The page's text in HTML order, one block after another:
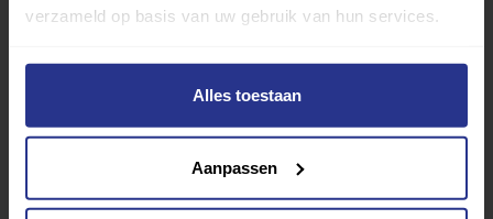
verzameld op basis van uw gebruik van hun services.
Alles toestaan
Aanpassen
Gezondheid
Lifestyle Tech Tips & tricks
Terug naar nieuwsoverzicht